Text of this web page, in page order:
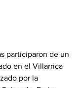
participaron de un
en el Villarrica
por la